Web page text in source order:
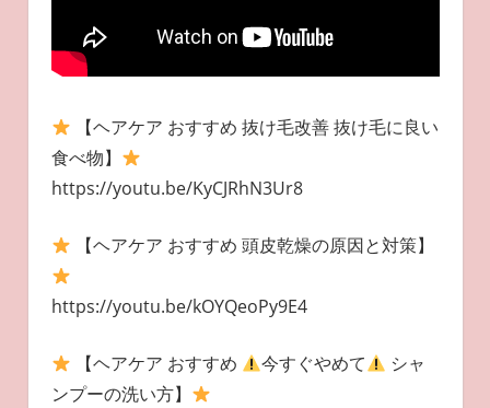
【ヘアケア おすすめ 抜け毛改善 抜け毛に良い
食べ物】
https://youtu.be/KyCJRhN3Ur8
【ヘアケア おすすめ 頭皮乾燥の原因と対策】
https://youtu.be/kOYQeoPy9E4
【ヘアケア おすすめ 今すぐやめて
シャ
ンプーの洗い方】